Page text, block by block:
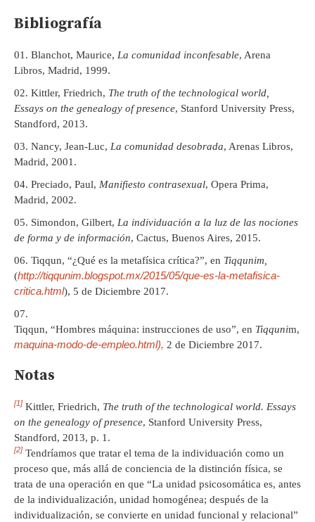
Bibliografía
Blanchot, Maurice, La comunidad inconfesable, Arena
Libros, Madrid, 1999.
Kittler, Friedrich, The truth of the technological world,
Essays on the genealogy of presence, Stanford University Press,
Standford, 2013.
Nancy, Jean-Luc, La comunidad desobrada, Arenas Libros,
Madrid, 2001.
Preciado, Paul, Manifiesto contrasexual, Opera Prima,
Madrid, 2002.
Simondon, Gilbert, La individuación a la luz de las nociones
de forma y de información, Cactus, Buenos Aires, 2015.
Tiqqun, “¿Qué es la metafísica crítica?”, en Tiqqunim,
(http://tiqqunim.blogspot.mx/2015/05/que-es-la-metafisica-
critica.html), 5 de Diciembre 2017.
Tiqqun, “Hombres máquina: instrucciones de uso”, en Tiqqunim, (
maquina-modo-de-empleo.html), 2 de Diciembre 2017.
Notas
[1] Kittler, Friedrich, The truth of the technological world. Essays
on the genealogy of presence, Stanford University Press,
Standford, 2013, p. 1.
[2] Tendríamos que tratar el tema de la individuación como un
proceso que, más allá de conciencia de la distinción física, se
trata de una operación en que “La unidad psicosomática es, antes
de la individualización, unidad homogénea; después de la
individualización, se convierte en unidad funcional y relacional”